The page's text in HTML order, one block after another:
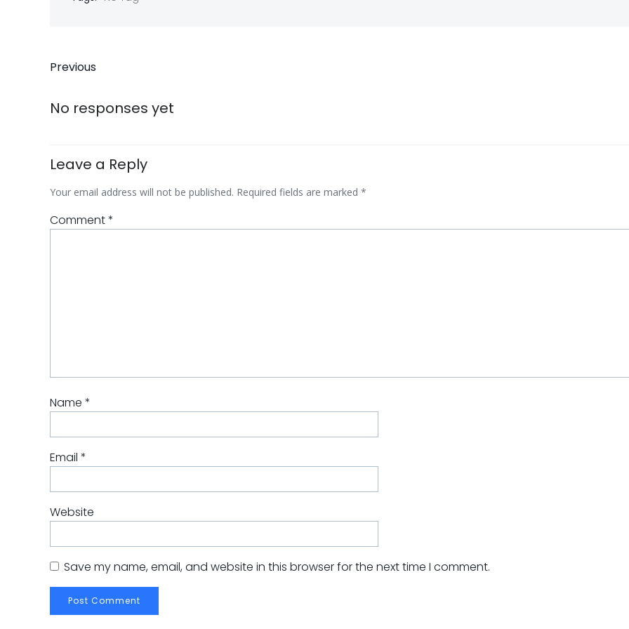
Previous
No responses yet
Leave a Reply
Your email address will not be published. Required fields are marked *
Comment*
Name *
Email *
Website
Save my name, email, and website in this browser for the next time I comment.